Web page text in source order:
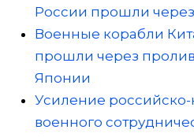
России прошли
Военные корабли
прошли через
Японии
Усиление российско-
военного